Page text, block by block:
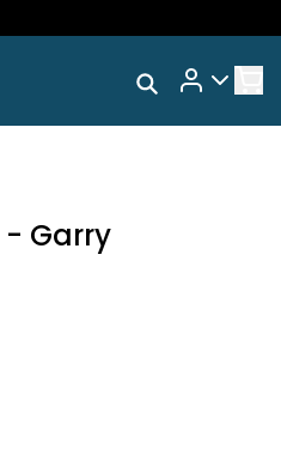
Rastrear Meu
Avaliar Meu Pedido
Garry